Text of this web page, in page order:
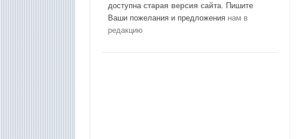
доступна старая версия сайта. Пишите
Ваши пожелания и предложения нам в
редакцию